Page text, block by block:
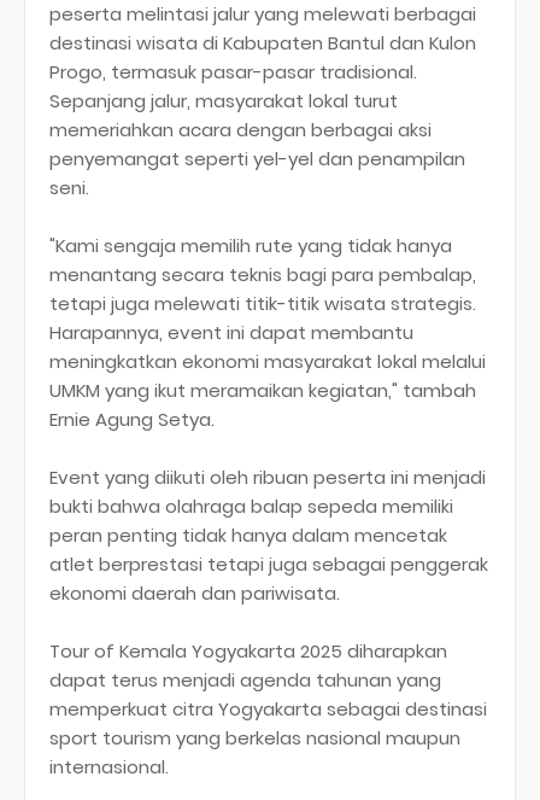
peserta melintasi jalur yang melewati berbagai
destinasi wisata di Kabupaten Bantul dan Kulon
Progo, termasuk pasar-pasar tradisional.
Sepanjang jalur, masyarakat lokal turut
memeriahkan acara dengan berbagai aksi
penyemangat seperti yel-yel dan penampilan
seni.
"Kami sengaja memilih rute yang tidak hanya
menantang secara teknis bagi para pembalap,
tetapi juga melewati titik-titik wisata strategis.
Harapannya, event ini dapat membantu
meningkatkan ekonomi masyarakat lokal melalui
UMKM yang ikut meramaikan kegiatan," tambah
Ernie Agung Setya.
Event yang diikuti oleh ribuan peserta ini menjadi
bukti bahwa olahraga balap sepeda memiliki
peran penting tidak hanya dalam mencetak
atlet berprestasi tetapi juga sebagai penggerak
ekonomi daerah dan pariwisata.
Tour of Kemala Yogyakarta 2025 diharapkan
dapat terus menjadi agenda tahunan yang
memperkuat citra Yogyakarta sebagai destinasi
sport tourism yang berkelas nasional maupun
internasional.